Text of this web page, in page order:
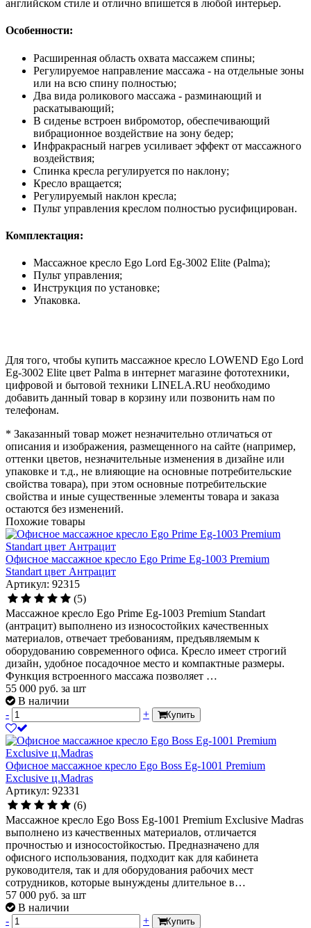
английском стиле и отлично впишется в любой интерьер.
Особенности:
Расширенная область охвата массажем спины;
Регулируемое направление массажа - на отдельные зоны
или на всю спину полностью;
Два вида роликового массажа - разминающий и
раскатывающий;
В сиденье встроен вибромотор, обеспечивающий
вибрационное воздействие на зону бедер;
Инфракрасный нагрев усиливает эффект от массажного
воздействия;
Спинка кресла регулируется по наклону;
Кресло вращается;
Регулируемый наклон кресла;
Пульт управления креслом полностью русифицирован.
Комплектация:
Массажное кресло Ego Lord Eg-3002 Elite (Palma);
Пульт управления;
Инструкция по установке;
Упаковка.
Для того, чтобы купить массажное кресло LOWEND Ego Lord
Eg-3002 Elite цвет Palma в интернет магазине фототехники,
цифровой и бытовой техники LINELA.RU необходимо
добавить данный товар в корзину или позвонить нам по
телефонам.
* Заказанный товар может незначительно отличаться от
описания и изображения, размещенного на сайте (например,
оттенки цветов, незначительные изменения в дизайне или
упаковке и т.д., не влияющие на основные потребительские
свойства товара), при этом основные потребительские
свойства и иные существенные элементы товара и заказа
остаются без изменений.
Похожие товары
Офисное массажное кресло Ego Prime Eg-1003 Premium
Standart цвет Антрацит
Артикул: 92315
(5)
Массажное кресло Ego Prime Eg-1003 Premium Standart
(антрацит) выполнено из износостойких качественных
материалов, отвечает требованиям, предъявляемым к
оборудованию современного офиса. Кресло имеет строгий
дизайн, удобное посадочное место и компактные размеры.
Функция встроенного массажа позволяет …
55 000 руб. за шт
В наличии
-
+ Купить
Офисное массажное кресло Ego Boss Eg-1001 Premium
Exclusive ц.Madras
Артикул: 92331
(6)
Массажное кресло Ego Boss Eg-1001 Premium Exclusive Madras
выполнено из качественных материалов, отличается
прочностью и износостойкостью. Предназначено для
офисного использования, подходит как для кабинета
руководителя, так и для оборудования рабочих мест
сотрудников, которые вынуждены длительное в…
57 000 руб. за шт
В наличии
-
+ Купить